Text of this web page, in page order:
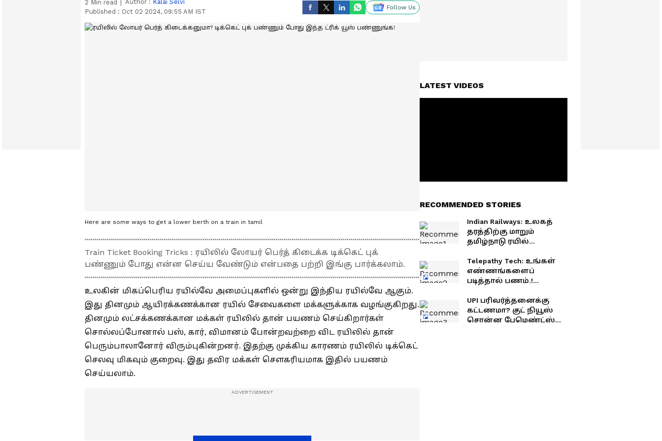
2 Min read Author : Kalai Selvi
Published : Oct 02 2024, 09:55 AM IST
Follow Us
Here are some ways to get a lower berth on a train in tamil
Train Ticket Booking Tricks : ரயிலில் லோயர் பெர்த் கிடைக்க டிக்கெட் புக்
பண்ணும் போது என்ன செய்ய வேண்டும் என்பதை பற்றி இங்கு பார்க்கலாம்.
உலகின் மிகப்பெரிய ரயில்வே அமைப்புகளில் ஒன்று இந்திய ரயில்வே ஆகும்.
இது தினமும் ஆயிரக்கணக்கான ரயில் சேவைகளை மக்களுக்காக வழங்குகிறது.
தினமும் லட்சக்கணக்கான மக்கள் ரயிலில் தான் பயணம் செய்கிறார்கள்
சொல்லப்போனால் பஸ், கார், விமானம் போன்றவற்றை விட ரயிலில் தான்
பெரும்பாலானோர் விரும்புகின்றனர். இதற்கு முக்கிய காரணம் ரயிலில் டிக்கெட்
செலவு மிகவும் குறைவு. இது தவிர மக்கள் செளகரியமாக இதில் பயணம்
செய்யலாம்.
LATEST VIDEOS
RECOMMENDED STORIES
Indian Railways: உலகத்
தரத்திற்கு மாறும்
தமிழ்நாடு ரயில்
அரசு சர்ப்ரைஸ்
அறிவிப்பு.! உங்க ஊரு
இருக்கா?
Telepathy Tech: உங்கள்
எண்ணங்களைப்
படித்தால் பணம்.!
உருவாக்கும் AI ஸ்டார்ட்அப்
UPI பரிவர்த்தனைக்கு
கட்டணமா? குட் நியூஸ்
சொன்ன பேமெண்ட்ஸ்